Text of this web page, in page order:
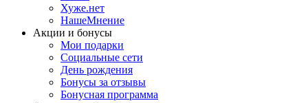
Хуже.нет
НашеМнение
Акции и бонусы
Мои подарки
Социальные сети
День рождения
Бонусы за отзывы
Бонусная программа